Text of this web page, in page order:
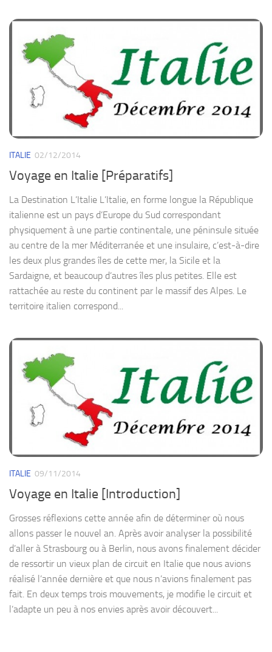
ITALIE 02/12/2014
Voyage en Italie [Préparatifs]
La Destination L’Italie L’Italie, en forme longue la République
italienne est un pays d’Europe du Sud correspondant
physiquement à une partie continentale, une péninsule située
au centre de la mer Méditerranée et une insulaire, c’est-à-dire
les deux plus grandes îles de cette mer, la Sicile et la
Sardaigne, et beaucoup d’autres îles plus petites. Elle est
rattachée au reste du continent par le massif des Alpes. Le
territoire italien correspond...
ITALIE 09/11/2014
Voyage en Italie [Introduction]
Grosses réflexions cette année afin de déterminer où nous
allons passer le nouvel an. Après avoir analyser la possibilité
d’aller à Strasbourg ou à Berlin, nous avons finalement décider
de ressortir un vieux plan de circuit en Italie que nous avions
réalisé l’année dernière et que nous n’avions finalement pas
fait. En deux temps trois mouvements, je modifie le circuit et
l’adapte un peu à nos envies après avoir découvert...